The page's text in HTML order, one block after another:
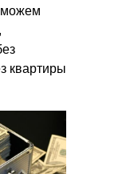
можем
квартиры